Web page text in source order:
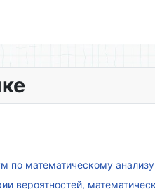
по математическому анализу
вероятностей,